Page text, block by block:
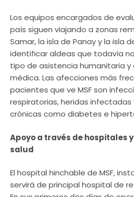
Los equipos encargados de
país siguen viajando a zonas
Samar, la isla de Panay y la isla
identificar aldeas que todavía
tipo de asistencia humanitaria y
médica. Las afecciones más
pacientes que ve MSF son
respiratorias, heridas
crónicas como diabetes e
Apoyo a través de hospitales
salud
El hospital hinchable de MSF,
servirá de principal hospital de